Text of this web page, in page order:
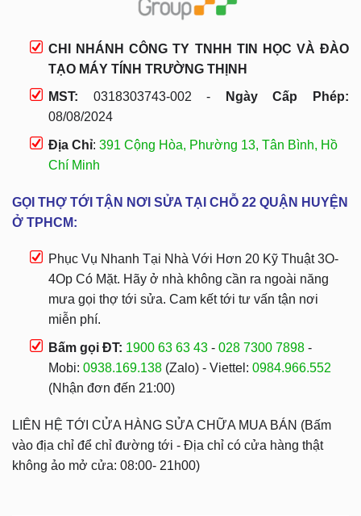
CHI NHÁNH CÔNG TY TNHH TIN HỌC VÀ ĐÀO
TẠO MÁY TÍNH TRƯỜNG THỊNH
MST: 0318303743-002 -
Ngày Cấp Phép:
08/08/2024
Địa Chỉ: 391 Cộng Hòa, Phường 13, Tân Bình, Hồ
Chí Minh
GỌI THỢ TỚI TẬN NƠI SỬA TẠI CHỖ 22 QUẬN HUYỆN
Ở TPHCM:
Phục Vụ Nhanh Tại Nhà Với Hơn 20 Kỹ Thuật 3O-
4Op Có Mặt. Hãy ở nhà không cần ra ngoài năng
mưa gọi thợ tới sửa. Cam kết tới tư vấn tận nơi
miễn phí.
Bấm gọi ĐT: 1900 63 63 43 - 028 7300 7898 -
Mobi: 0938.169.138 (Zalo) - Viettel: 0984.966.552
(Nhận đơn đến 21:00)
LIÊN HỆ TỚI CỬA HÀNG SỬA CHỮA MUA BÁN (Bấm
vào địa chỉ để chỉ đường tới - Địa chỉ có cửa hàng thật
không ảo mở cửa: 08:00- 21h00)